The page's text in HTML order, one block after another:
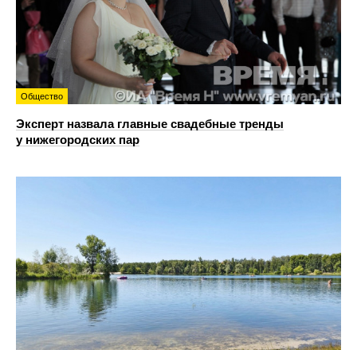
Общество
Эксперт назвала главные свадебные тренды
у нижегородских пар